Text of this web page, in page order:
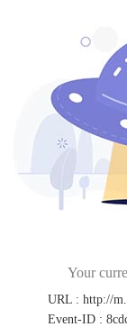
Your
URL : http://
Event-ID :